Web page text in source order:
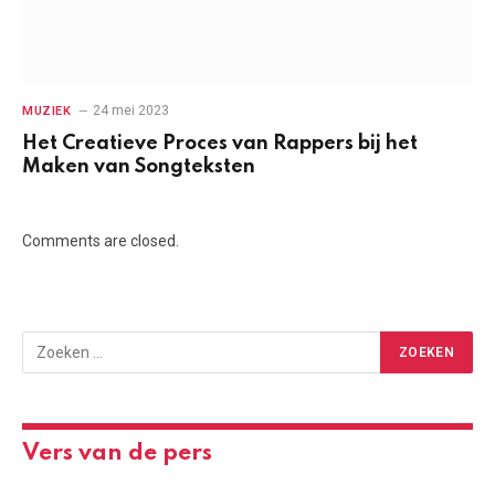
MUZIEK 24 mei 2023
Het Creatieve Proces van Rappers bij het
Maken van Songteksten
Comments are closed.
Vers van de pers